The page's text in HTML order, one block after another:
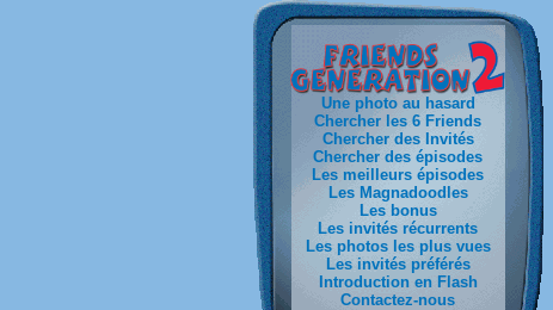
Une photo au hasard
Chercher les 6 Friends
Chercher des Invités
Chercher des épisodes
Les meilleurs épisodes
Les Magnadoodles
Les bonus
Les invités récurrents
Les photos les plus vues
Les invités préférés
Introduction en Flash
Contactez-nous